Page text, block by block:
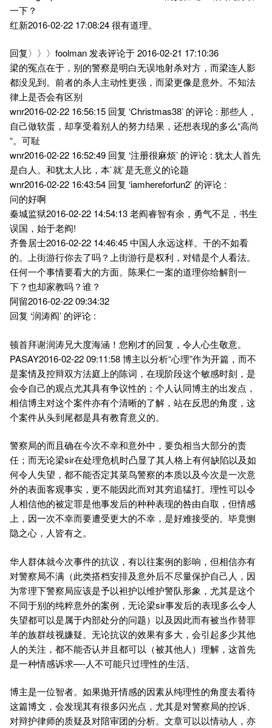
一下？
红新2016-02-22 17:08:24 很有道理。
回复〉〉〉foolman 发表评论于 2016-02-21 17:10:36
梁的冤点在于，别的警察是明白无误地射杀对方，而梁连人影
都没见到。前者的杀人主动性更强，而梁更像是意外。不知法
律上是否会有区别
wnr2016-02-22 16:56:15 回复 ‘Christmas38’ 的评论 : 那些人，
自己做软蛋，却享受着别人的努力结果，还想表现的多么“高尚
“。可耻
wnr2016-02-22 16:52:49 回复 ‘注册很麻烦’ 的评论 : 犹太人首先
是白人。和犹太人比，本`就`是无意义的论题
wnr2016-02-22 16:43:54 回复 ‘iamhereforfun2’ 的评论 :
问的好啊
秦城监狱2016-02-22 14:54:13 老阎睿智有余，勇气不足，书生
误国，始于老阎!
齐鲁居士2016-02-22 14:46:45 中国人永远这样。干的不如看
的。上街游行你去了吗？上街游行是权利，对错是个人看法。
任何一个事情要看大的方面。陈果仁一案的道理你给解剖一
下？也却家教吗？谁？
阿留2016-02-22 09:34:32
回复 ‘润涛阎’ 的评论 :
顿首拜谢润涛兄大度海涵！您刚才的回复，令人心生敬意。
PASAY2016-02-22 09:11:58 博主以分析“心理”作为开篇，而不
是案情及控辩双方法庭上的陈词，在现阶段这个敏感时刻，是
会令自己的观点尤其具有争议性的；个人认同博主的出发点，
相信博主对这个案件亦有个清晰的了解，站在反思的角度，这
个案件从头到尾都是具有教育意义的。
警察局的而且确在今次不幸和意外中，要负相当大部分的责
任；而无论梁sir在处理危机时凸显了其人格上有何缺陷以及如
何令人失望，都不能否定其菜鸟警察的本质以及今次是一次意
外的表面客观事实，更不能因此而对其穷追猛打。理性可以令
人相信他的被定罪是他事发后的种种表现的咎由自取，但情感
上，因一次不幸而要遭受更大的不幸，是好难接受的。毕竟恻
隐之心，人皆有之。
华人群体就今次事件的抗议，有以往案例的影响，但相信亦有
对警察局不满（此类搭档安排及意外后不尽量保护自己人，因
为常理下警察局应该是予以袒护以维护警队形象，尤其是这个
不同于别的纯粹意外的案例，无论梁sir事发后的表现多么令人
失望都可以是属于内部处分的问题）以及因此而有被当作替罪
羊的族群歧视嫌疑。无论抗议的效果有多大，会引起多少其他
人的关注，都不能否认并且都可以（被其他人）理解，这首先
是一种情感诉求—-人不可能只过理性的生活。
博主是一位智者。如果抛开情感的因素从纯理性的角度去看待
这篇博文，会发现其有很多闪光点，尤其是对警察局的控诉、
对辩护律师的质疑及对陪审团的分析。文章可以以情动人，亦